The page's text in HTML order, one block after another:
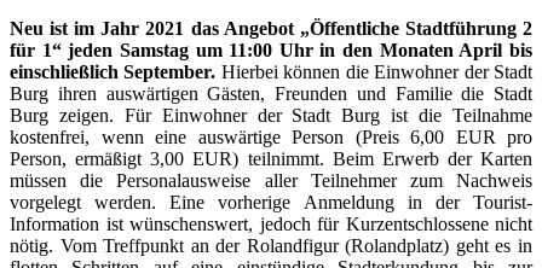
Neu ist im Jahr 2021 das Angebot „Öffentliche Stadtführung 2
für 1“ jeden Samstag um 11:00 Uhr in den Monaten April bis
einschließlich September. Hierbei können die Einwohner der Stadt
Burg ihren auswärtigen Gästen, Freunden und Familie die Stadt
Burg zeigen. Für Einwohner der Stadt Burg ist die Teilnahme
kostenfrei, wenn eine auswärtige Person (Preis 6,00 EUR pro
Person, ermäßigt 3,00 EUR) teilnimmt. Beim Erwerb der Karten
müssen die Personalausweise aller Teilnehmer zum Nachweis
vorgelegt werden. Eine vorherige Anmeldung in der Tourist-
Information ist wünschenswert, jedoch für Kurzentschlossene nicht
nötig. Vom Treffpunkt an der Rolandfigur (Rolandplatz) geht es in